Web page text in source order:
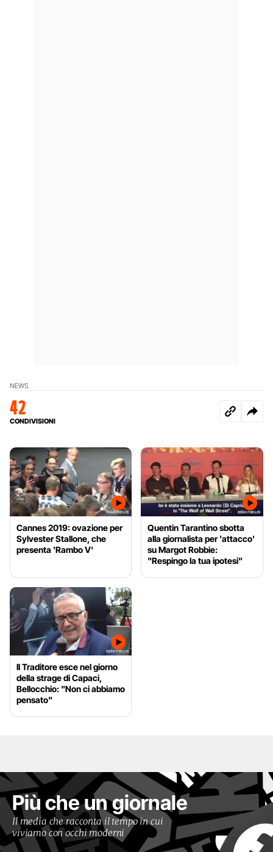
NEWS
42
CONDIVISIONI
Cannes 2019: ovazione per
Sylvester Stallone, che
presenta 'Rambo V'
Quentin Tarantino sbotta
alla giornalista per 'attacco'
su Margot Robbie:
"Respingo la tua ipotesi"
Il Traditore esce nel giorno
della strage di Capaci,
Bellocchio: "Non ci abbiamo
pensato"
Più che un giornale
Il media che racconta il tempo in cui
viviamo con occhi moderni